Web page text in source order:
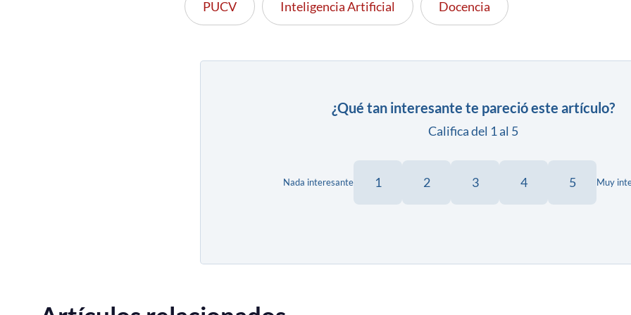
PUCV Inteligencia Artificial Docencia
¿Qué tan interesante te pareció este artículo?
Califica del 1 al 5
Nada interesante 1 2 3 4 5 Muy